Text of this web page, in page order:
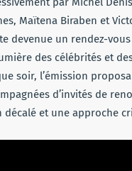
Maïtena Biraben et
devenue un rendez-
des célébrités et
soir, l’émission
d’invités de
décalé et une approche